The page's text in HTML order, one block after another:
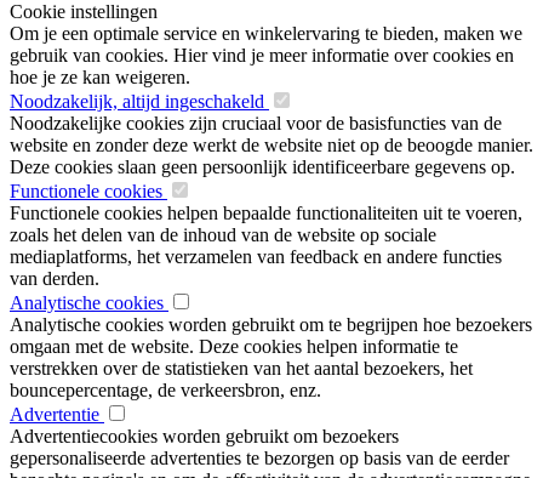
Cookie instellingen
Om je een optimale service en winkelervaring te bieden, maken we
gebruik van cookies. Hier vind je meer informatie over cookies en
hoe je ze kan weigeren.
Noodzakelijk, altijd ingeschakeld
Noodzakelijke cookies zijn cruciaal voor de basisfuncties van de
website en zonder deze werkt de website niet op de beoogde manier.
Deze cookies slaan geen persoonlijk identificeerbare gegevens op.
Functionele cookies
Functionele cookies helpen bepaalde functionaliteiten uit te voeren,
zoals het delen van de inhoud van de website op sociale
mediaplatforms, het verzamelen van feedback en andere functies
van derden.
Analytische cookies
Analytische cookies worden gebruikt om te begrijpen hoe bezoekers
omgaan met de website. Deze cookies helpen informatie te
verstrekken over de statistieken van het aantal bezoekers, het
bouncepercentage, de verkeersbron, enz.
Advertentie
Advertentiecookies worden gebruikt om bezoekers
gepersonaliseerde advertenties te bezorgen op basis van de eerder